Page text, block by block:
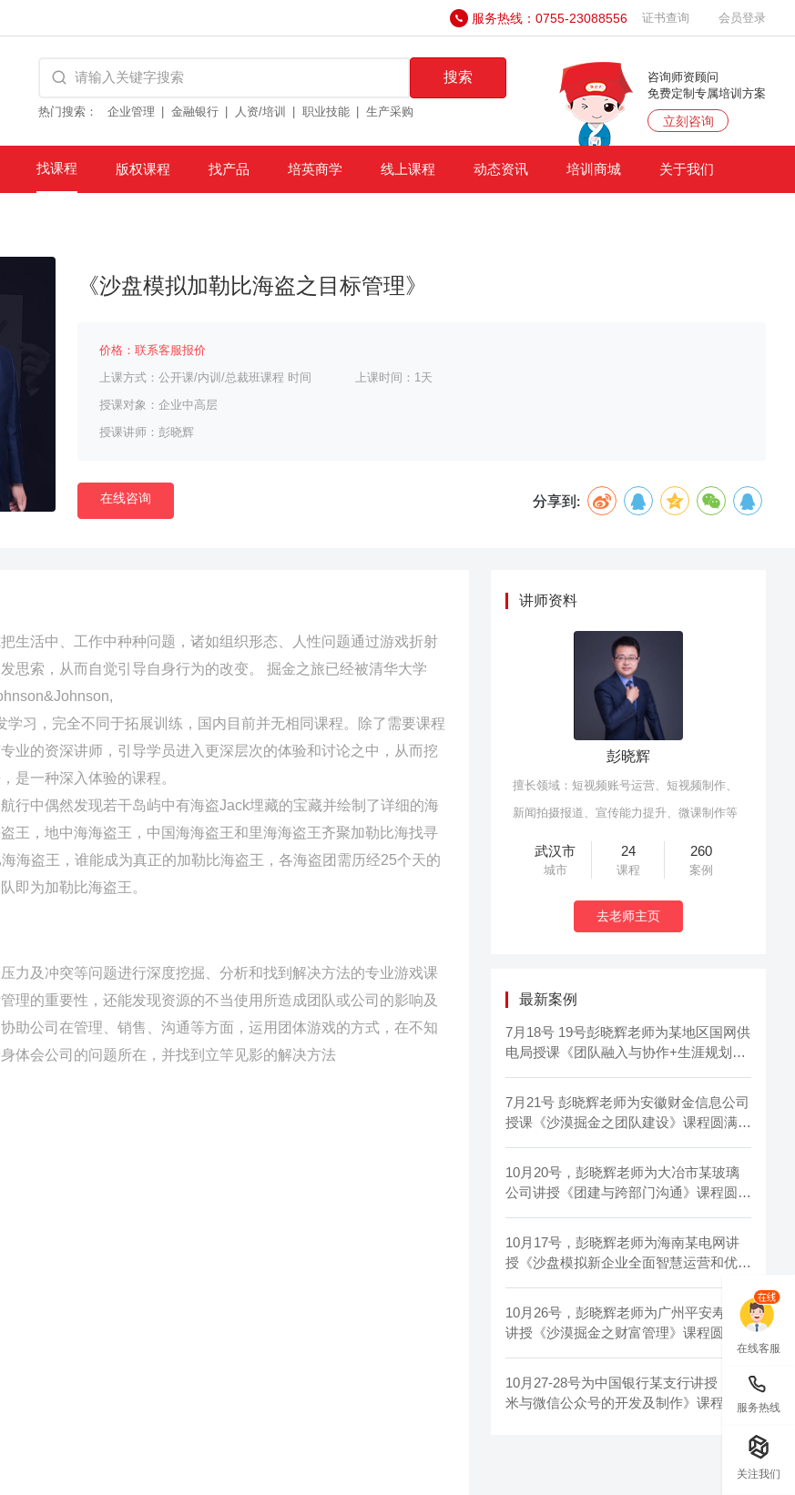
服务热线：0755-23088556 证书查询 会员登录
搜索
热门搜索： 企业管理 金融银行 人资/培训 职业技能 生产采购
咨询师资顾问
免费定制专属培训方案
立刻咨询
找课程 版权课程 找产品 培英商学 线上课程 动态资讯 培训商城 关于我们
《沙盘模拟加勒比海盗之目标管理》
价格：联系客服报价
上课方式：公开课/内训/总裁班课程 时间
上课时间：1天
授课对象：企业中高层
授课讲师：彭晓辉
在线咨询 分享到:
生活中、工作中种种问题，诸如组织形态、人性问题通过游戏折射
思索，从而自觉引导自身行为的改变。 掘金之旅已经被清华大学
习，完全不同于拓展训练，国内目前并无相同课程。除了需要课程
业的资深讲师，引导学员进入更深层次的体验和讨论之中，从而挖
是一种深入体验的课程。
行中偶然发现若干岛屿中有海盗Jack埋藏的宝藏并绘制了详细的海
王，地中海海盗王，中国海海盗王和里海海盗王齐聚加勒比海找寻
海盗王，谁能成为真正的加勒比海盗王，各海盗团需历经25个天的
即为加勒比海盗王。
力及冲突等问题进行深度挖掘、分析和找到解决方法的专业游戏课
理的重要性，还能发现资源的不当使用所造成团队或公司的影响及
助公司在管理、销售、沟通等方面，运用团体游戏的方式，在不知
体会公司的问题所在，并找到立竿见影的解决方法
讲师资料
彭晓辉
擅长领域：短视频账号运营、短视频制作、
新闻拍摄报道、宣传能力提升、微课制作等
武汉市
城市
24
课程
260
案例
去老师主页
最新案例
7月18号 19号彭晓辉老师为某地区国网供
电局授课《团队融入与协作+生涯规划自
7月21号 彭晓辉老师为安徽财金信息公司
授课《沙漠掘金之团队建设》课程圆满结
10月20号，彭晓辉老师为大冶市某玻璃
公司讲授《团建与跨部门沟通》课程圆满
10月17号，彭晓辉老师为海南某电网讲
授《沙盘模拟新企业全面智慧运营和优化
10月26号，彭晓辉老师为广州平安寿险
讲授《沙漠掘金之财富管理》课程圆满结
10月27-28号为中国银行某支行讲授《秀
米与微信公众号的开发及制作》课程圆满
在线客服
服务热线
关注我们